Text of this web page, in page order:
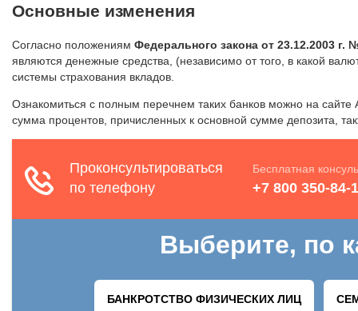
Основные изменения
Согласно положениям Федерального закона от 23.12.2003
являются денежные средства, (независимо от того, в какой
системы страхования вкладов.
Ознакомиться с полным перечнем таких банков можно на
сумма процентов, причисленных к основной сумме депозита,